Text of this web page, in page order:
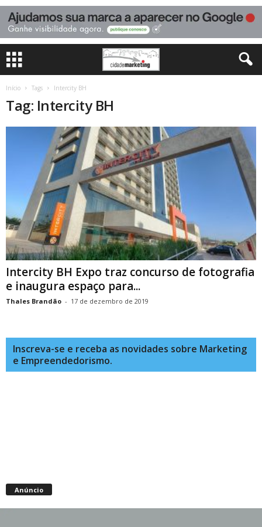
Início Tags Intercity BH
Tag: Intercity BH
Intercity BH Expo traz concurso de fotografia
e inaugura espaço para...
Thales Brandão - 17 de dezembro de 2019
Inscreva-se e receba as novidades sobre Marketing
e Empreendedorismo.
Anúncio